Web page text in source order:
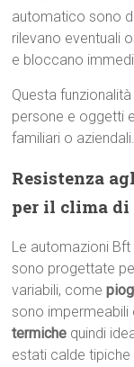
automatico sono
rilevano eventuali
e bloccano
Questa
persone e oggetti
familiari o aziendali.
Resistenza
per il clima di
Le automazioni
sono progettate
variabili, come
sono impermeabili
termiche quindi
estati calde